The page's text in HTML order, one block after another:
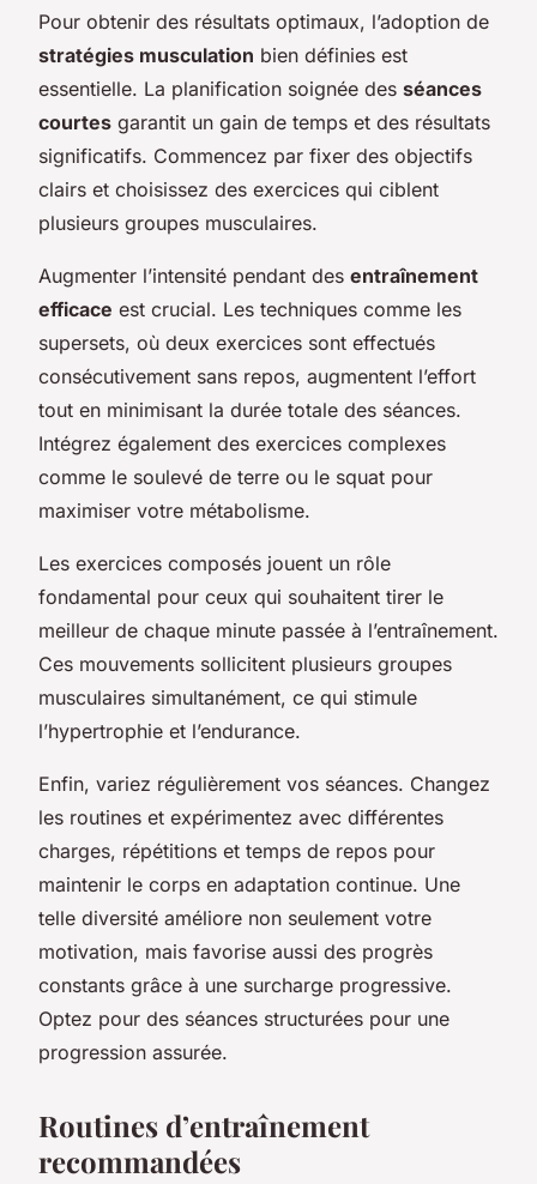
Pour obtenir des résultats optimaux, l’adoption de
stratégies musculation bien définies est
essentielle. La planification soignée des séances
courtes garantit un gain de temps et des résultats
significatifs. Commencez par fixer des objectifs
clairs et choisissez des exercices qui ciblent
plusieurs groupes musculaires.
Augmenter l’intensité pendant des entraînement
efficace est crucial. Les techniques comme les
supersets, où deux exercices sont effectués
consécutivement sans repos, augmentent l’effort
tout en minimisant la durée totale des séances.
Intégrez également des exercices complexes
comme le soulevé de terre ou le squat pour
maximiser votre métabolisme.
Les exercices composés jouent un rôle
fondamental pour ceux qui souhaitent tirer le
meilleur de chaque minute passée à l’entraînement.
Ces mouvements sollicitent plusieurs groupes
musculaires simultanément, ce qui stimule
l’hypertrophie et l’endurance.
Enfin, variez régulièrement vos séances. Changez
les routines et expérimentez avec différentes
charges, répétitions et temps de repos pour
maintenir le corps en adaptation continue. Une
telle diversité améliore non seulement votre
motivation, mais favorise aussi des progrès
constants grâce à une surcharge progressive.
Optez pour des séances structurées pour une
progression assurée.
Routines d’entraînement
recommandées